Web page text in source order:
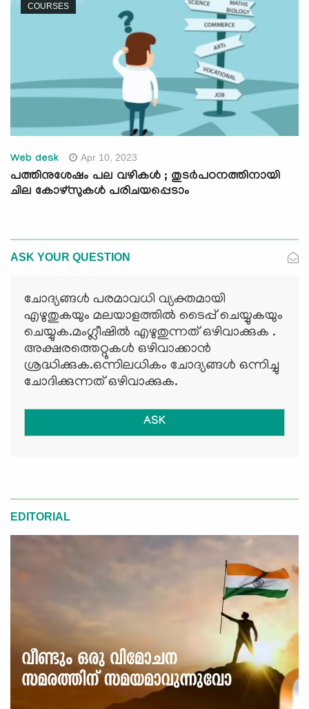
COURSES
Web desk Apr 10, 2023
പത്തിനുശേഷം പല വഴികൾ ; തുടർപഠനത്തിനായി
ചില കോഴ്‌സുകൾ പരിചയപ്പെടാം
ASK YOUR QUESTION
ചോദ്യങ്ങള്‍ പരമാവധി വ്യക്തമായി
എഴുതുകയും മലയാളത്തില്‍ ടൈപ്പ് ചെയ്യുകയും
ചെയ്യുക.മംഗ്ലീഷില്‍ എഴുതുന്നത് ഒഴിവാക്കുക .
അക്ഷരത്തെറ്റുകള്‍ ഒഴിവാക്കാന്‍
ശ്രദ്ധിക്കുക.ഒന്നിലധികം ചോദ്യങ്ങള്‍ ഒന്നിച്ചു
ചോദിക്കുന്നത് ഒഴിവാക്കുക.
ASK
EDITORIAL